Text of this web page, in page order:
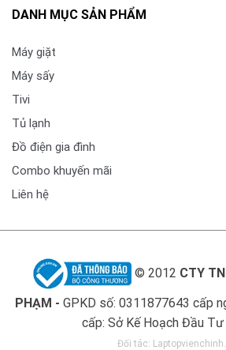
DANH MỤC SẢN PHẨM
Máy giặt
Máy sấy
Tivi
Tủ lạnh
Đồ điện gia đình
Combo khuyến mãi
Liên hệ
© 2012 CTY
PHẠM - GPKD số: 0311877643 cấp
cấp: Sở Kế Hoạch Đầu
Đối tác: